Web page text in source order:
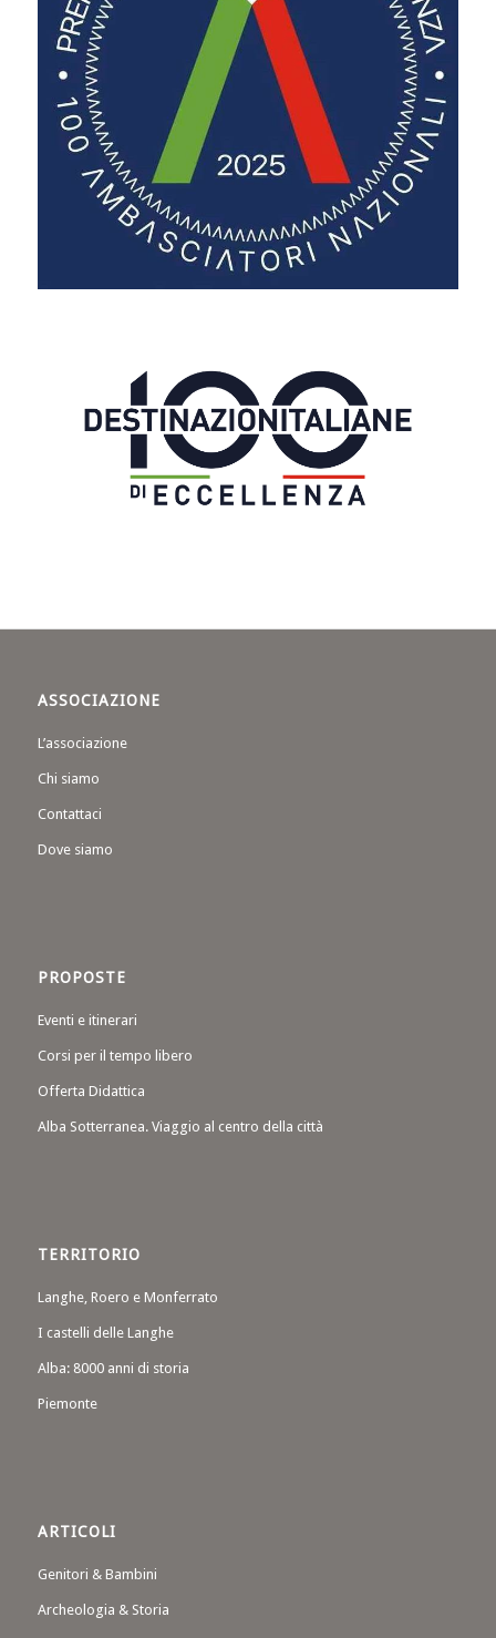
ASSOCIAZIONE
L’associazione
Chi siamo
Contattaci
Dove siamo
PROPOSTE
Eventi e itinerari
Corsi per il tempo libero
Offerta Didattica
Alba Sotterranea. Viaggio al centro della città
TERRITORIO
Langhe, Roero e Monferrato
I castelli delle Langhe
Alba: 8000 anni di storia
Piemonte
ARTICOLI
Genitori & Bambini
Archeologia & Storia